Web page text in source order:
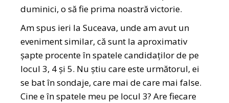
duminici, o să fie prima noastră victorie.
Am spus ieri la Suceava, unde am avut un
eveniment similar, că sunt la aproximativ
șapte procente în spatele candidaților de pe
locul 3, 4 și 5. Nu știu care este următorul, ei
se bat în sondaje, care mai de care mai false.
Cine e în spatele meu pe locul 3? Are fiecare